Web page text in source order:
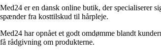
Med24 er en dansk online butik, der specialiserer
spænder fra kosttilskud til hårpleje.
Med24 har opnået et godt omdømme blandt
få rådgivning om produkterne.